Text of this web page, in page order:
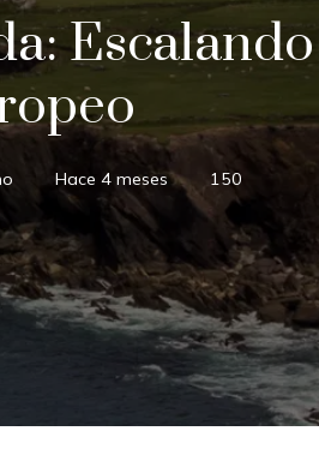
Hace 4 meses 150